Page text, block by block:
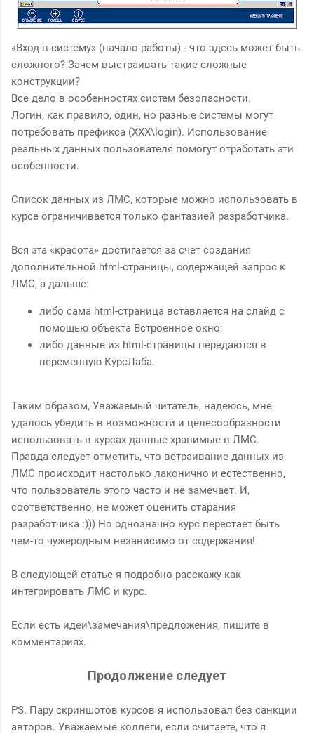
«Вход в систему» (начало работы) - что здесь может быть
сложного? Зачем выстраивать такие сложные
конструкции?
Все дело в особенностях систем безопасности.
Логин, как правило, один, но разные системы могут
потребовать префикса (XXX\login). Использование
реальных данных пользователя помогут отработать эти
особенности.
Список данных из ЛМС, которые можно использовать в
курсе ограничивается только фантазией разработчика.
Вся эта «красота» достигается за счет создания
дополнительной html-страницы, содержащей запрос к
ЛМС, а дальше:
либо сама html-страница вставляется на слайд с
помощью объекта Встроенное окно;
либо данные из html-страницы передаются в
переменную КурсЛаба.
Таким образом, Уважаемый читатель, надеюсь, мне
удалось убедить в возможности и целесообразности
использовать в курсах данные хранимые в ЛМС.
Правда следует отметить, что встраивание данных из
ЛМС происходит настолько лаконично и естественно,
что пользователь этого часто и не замечает. И,
соответственно, не может оценить старания
разработчика :))) Но однозначно курс перестает быть
чем-то чужеродным независимо от содержания!
В следующей статье я подробно расскажу как
интегрировать ЛМС и курс.
Если есть идеи\замечания\предложения, пишите в
комментариях.
Продолжение следует
PS. Пару скриншотов курсов я использовал без санкции
авторов. Уважаемые коллеги, если считаете, что я